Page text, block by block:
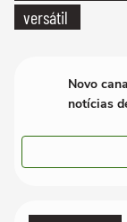
versátil
Novo
notícias